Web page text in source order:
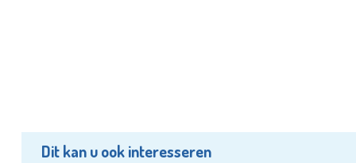
Dit kan u ook interesseren